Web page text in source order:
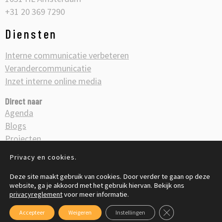
+31 20 369 7290
Diensten
Interne communicatie verbeteren
Verandercommunicatie
Inzet interne online media
Direct naar
Agenda
Blogs
Projecten
Vacatures
© Copyright 2026
Privacyreglement Algemene voorwaarden
Privacy en cookies.
Deze site maakt gebruik van cookies. Door verder te gaan op deze
website, ga je akkoord met het gebruik hiervan. Bekijk ons
privacyreglementvoor meer informatie.
Accepteer Weigeren Instellingen Sluit AVG/GDPR